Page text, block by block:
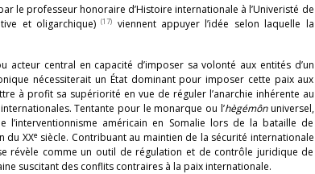
le professeur honoraire d’Histoire internationale à l’Univeristé de
et oligarchique)(17) viennent appuyer l’idée selon laquelle la
acteur central en capacité d’imposer sa volonté aux entités d’un
nécessiterait un État dominant pour imposer cette paix aux
à profit sa supériorité en vue de réguler l’anarchie inhérente au
Tentante pour le monarque ou l’hègémônuniversel,
l’interventionnisme américain en Somalie lors de la bataille de
du XXesiècle. Contribuant au maintien de la sécurité internationale
révèle comme un outil de régulation et de contrôle juridique de
suscitant des conflits contraires à la paix internationale.